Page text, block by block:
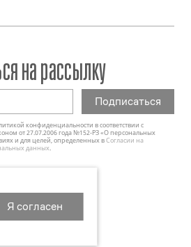
на рассылку
конфиденциальности в соответствии с
от 27.07.2006 года №152-РЗ «О персональных
и для целей, определенных вСогласии на
данных.
Я согласен